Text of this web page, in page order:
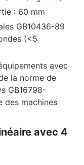
: 60 mm
GB10436-89
(<5
avec
la norme de
GB16798-
des machines
avec 4